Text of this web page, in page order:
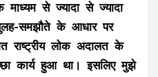
से ज्यादा से ज्यादा
समझौते के आधार पर
राष्ट्रीय लोक अदालत के
कार्य हुआ था। इसलिए मुझे